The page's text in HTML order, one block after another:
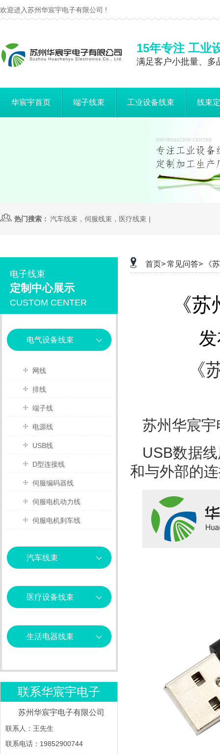
欢迎进入苏州华宸宇电子有限公司 !
15年专注 工业
满足客户小批量、多
华宸宇首页 端子线束 工业设备线束 线束
热门搜索： 汽车线束，伺服线束，医疗线束 |
电子线束
定制中心展示
CUSTOM CENTER
电气设备线束
网线
排线
端子线
电源线
USB线
D型连接线
伺服编码器线
伺服电机动力线
伺服电机刹车线
汽车线束
汽车天线
喇叭连接线
手刹连接线
尾灯插座线束
汽车摄像头延长线
医疗设备线束
电源线
信号线
生活电器线束
联系华宸宇电子
苏州华宸宇电子有限公司
联系人：王先生
联系电话：19852900744
首页>常见问答> 《
《
《
苏州华宸宇
USB数据
和与外部的